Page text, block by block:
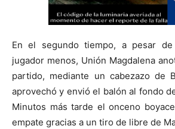
En el segundo tiempo, a pesar
jugador menos, Unión Magdalena
partido, mediante un cabezazo de
aprovechó y envió el balón al fondo
Minutos más tarde el onceno
empate gracias a un tiro de libre de